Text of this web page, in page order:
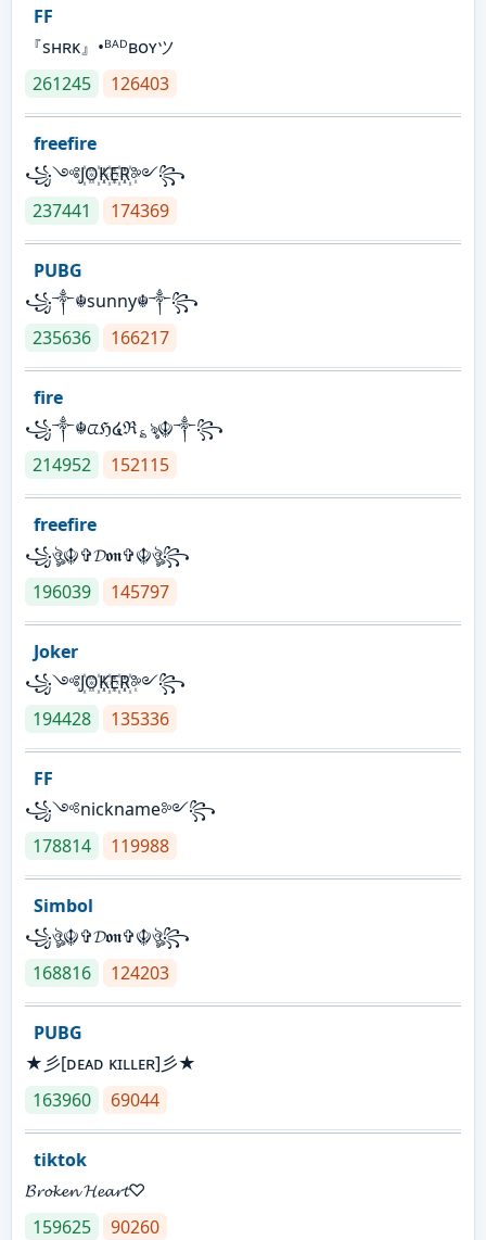
FF
『sʜʀᴋ』•ᴮᴬᴰʙᴏʏツ
261245
126403
freefire
꧁༺J꙰O꙰K꙰E꙰R꙰༻꧂
237441
174369
PUBG
꧁༒☬sunny☬༒꧂
235636
166217
fire
꧁༒☬ᤂℌ໔ℜ؏ৡ☬༒꧂
214952
152115
freefire
꧁ঔৣ☬✞𝓓𝖔𝖓✞☬ঔৣ꧂
196039
145797
Joker
꧁༺J꙰O꙰K꙰E꙰R꙰༻꧂
194428
135336
FF
꧁༺nickname༻꧂
178814
119988
Simbol
꧁ঔৣ☬✞𝓓𝖔𝖓✞☬ঔৣ꧂
168816
124203
PUBG
★彡[ᴅᴇᴀᴅ ᴋɪʟʟᴇʀ]彡★
163960
69044
tiktok
𝓑𝓻𝓸𝓴𝓮𝓷 𝓗𝓮𝓪𝓻𝓽♡
159625
90260